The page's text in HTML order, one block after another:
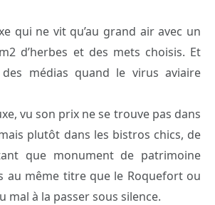
qui ne vit qu’au grand air avec un
d’herbes et des mets choisis. Et
médias quand le virus aviaire
vu son prix ne se trouve pas dans
plutôt dans les bistros chics, de
que monument de patrimoine
au même titre que le Roquefort ou
mal à la passer sous silence.